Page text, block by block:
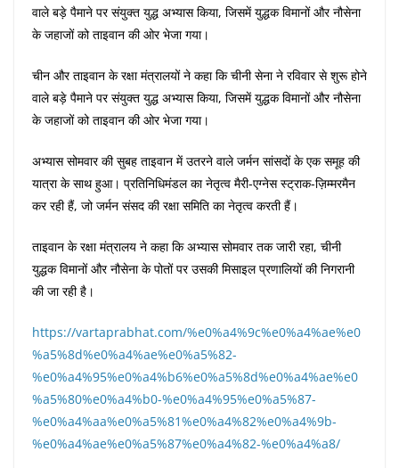
वाले बड़े पैमाने पर संयुक्त युद्ध अभ्यास किया, जिसमें युद्धक विमानों और नौसेना
के जहाजों को ताइवान की ओर भेजा गया।
चीन और ताइवान के रक्षा मंत्रालयों ने कहा कि चीनी सेना ने रविवार से शुरू होने
वाले बड़े पैमाने पर संयुक्त युद्ध अभ्यास किया, जिसमें युद्धक विमानों और नौसेना
के जहाजों को ताइवान की ओर भेजा गया।
अभ्यास सोमवार की सुबह ताइवान में उतरने वाले जर्मन सांसदों के एक समूह की
यात्रा के साथ हुआ। प्रतिनिधिमंडल का नेतृत्व मैरी-एग्नेस स्ट्राक-ज़िम्मरमैन
कर रही हैं, जो जर्मन संसद की रक्षा समिति का नेतृत्व करती हैं।
ताइवान के रक्षा मंत्रालय ने कहा कि अभ्यास सोमवार तक जारी रहा, चीनी
युद्धक विमानों और नौसेना के पोतों पर उसकी मिसाइल प्रणालियों की निगरानी
की जा रही है।
https://vartaprabhat.com/%e0%a4%9c%e0%a4%ae%e0
%a5%8d%e0%a4%ae%e0%a5%82-
%e0%a4%95%e0%a4%b6%e0%a5%8d%e0%a4%ae%e0
%a5%80%e0%a4%b0-%e0%a4%95%e0%a5%87-
%e0%a4%aa%e0%a5%81%e0%a4%82%e0%a4%9b-
%e0%a4%ae%e0%a5%87%e0%a4%82-%e0%a4%a8/